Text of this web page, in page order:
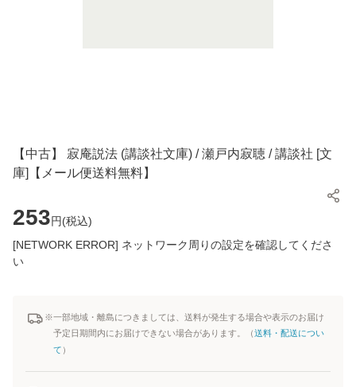
【中古】 寂庵説法 (講談社文庫) / 瀬戸内寂聴 / 講談社 [文
庫]【メール便送料無料】
253円(税込)
[NETWORK ERROR] ネットワーク周りの設定を確認してくださ
い
※一部地域・離島につきましては、送料が発生する場合や表示のお届け
予定日期間内にお届けできない場合があります。（送料・配送につい
て ）